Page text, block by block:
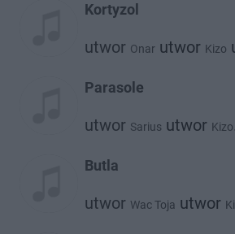
Kortyzol
utwor Onar utwor Kizo
Parasole
utwor Sarius utwor Kizo
Butla
utwor Wac Toja utwor